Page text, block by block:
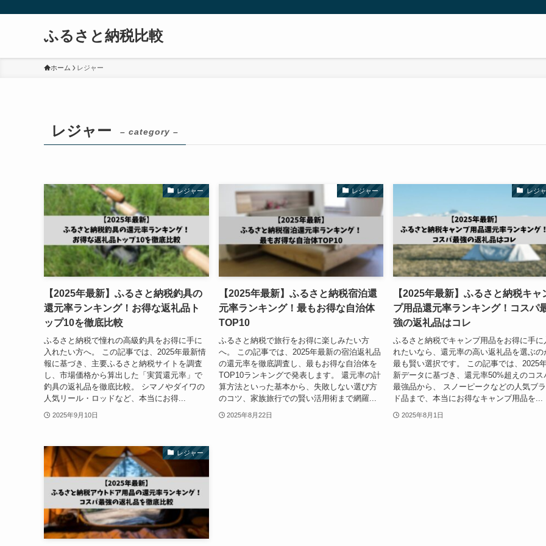
ふるさと納税比較
ホーム レジャー
レジャー – category –
レジャー
【2025年最新】ふるさと納税釣具の
還元率ランキング！お得な返礼品ト
ップ10を徹底比較
ふるさと納税で憧れの高級釣具をお得に手に
入れたい方へ。 この記事では、2025年最新情
報に基づき、主要ふるさと納税サイトを調査
し、市場価格から算出した「実質還元率」で
釣具の返礼品を徹底比較。 シマノやダイワの
人気リール・ロッドなど、本当にお得...
2025年9月10日
レジャー
【2025年最新】ふるさと納税宿泊還
元率ランキング！最もお得な自治体
TOP10
ふるさと納税で旅行をお得に楽しみたい方
へ。 この記事では、2025年最新の宿泊返礼品
の還元率を徹底調査し、最もお得な自治体を
TOP10ランキングで発表します。 還元率の計
算方法といった基本から、失敗しない選び方
のコツ、家族旅行での賢い活用術まで網羅...
2025年8月22日
レジ
【2025年最新】ふるさと納税キャ
プ用品還元率ランキング！コスパ
強の返礼品はコレ
ふるさと納税でキャンプ用品をお得に手に
れたいなら、還元率の高い返礼品を選ぶの
最も賢い選択です。 この記事では、2025
新データに基づき、還元率50%超えのコス
最強品から、 スノーピークなどの人気ブ
ド品まで、本当にお得なキャンプ用品を...
2025年8月1日
レジャー